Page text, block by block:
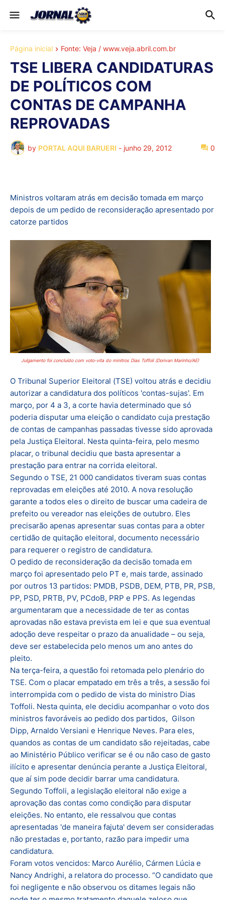
Página inicial Fonte: Veja / www.veja.abril.com.br
TSE LIBERA CANDIDATURAS
DE POLÍTICOS COM
CONTAS DE CAMPANHA
REPROVADAS
by PORTAL AQUI BARUERI - junho 29, 2012 0
Ministros voltaram atrás em decisão tomada em março
depois de um pedido de reconsideração apresentado por
catorze partidos
Julgamento foi concluído com voto-vita do minitros Dias Toffoli (Dorivan Marinho/AE)
O Tribunal Superior Eleitoral (TSE) voltou atrás e decidiu
autorizar a candidatura dos políticos 'contas-sujas'. Em
março, por 4 a 3, a corte havia determinado que só
poderia disputar uma eleição o candidato cuja prestação
de contas de campanhas passadas tivesse sido aprovada
pela Justiça Eleitoral. Nesta quinta-feira, pelo mesmo
placar, o tribunal decidiu que basta apresentar a
prestação para entrar na corrida eleitoral.
Segundo o TSE, 21 000 candidatos tiveram suas contas
reprovadas em eleições até 2010. A nova resolução
garante a todos eles o direito de buscar uma cadeira de
prefeito ou vereador nas eleições de outubro. Eles
precisarão apenas apresentar suas contas para a obter
certidão de quitação eleitoral, documento necessário
para requerer o registro de candidatura.
O pedido de reconsideração da decisão tomada em
março foi apresentado pelo PT e, mais tarde, assinado
por outros 13 partidos: PMDB, PSDB, DEM, PTB, PR, PSB,
PP, PSD, PRTB, PV, PCdoB, PRP e PPS. As legendas
argumentaram que a necessidade de ter as contas
aprovadas não estava prevista em lei e que sua eventual
adoção deve respeitar o prazo da anualidade – ou seja,
deve ser estabelecida pelo menos um ano antes do
pleito.
Na terça-feira, a questão foi retomada pelo plenário do
TSE. Com o placar empatado em três a três, a sessão foi
interrompida com o pedido de vista do ministro Dias
Toffoli. Nesta quinta, ele decidiu acompanhar o voto dos
ministros favoráveis ao pedido dos partidos, Gilson
Dipp, Arnaldo Versiani e Henrique Neves. Para eles,
quandos as contas de um candidato são rejeitadas, cabe
ao Ministério Público verificar se é ou não caso de gasto
ilícito e apresentar denúncia perante a Justiça Eleitoral,
que aí sim pode decidir barrar uma candidatura.
Segundo Toffoli, a legislação eleitoral não exige a
aprovação das contas como condição para disputar
eleições. No entanto, ele ressalvou que contas
apresentadas 'de maneira fajuta' devem ser consideradas
não prestadas e, portanto, razão para impedir uma
candidatura.
Foram votos vencidos: Marco Aurélio, Cármen Lúcia e
Nancy Andrighi, a relatora do processo. “O candidato que
foi negligente e não observou os ditames legais não